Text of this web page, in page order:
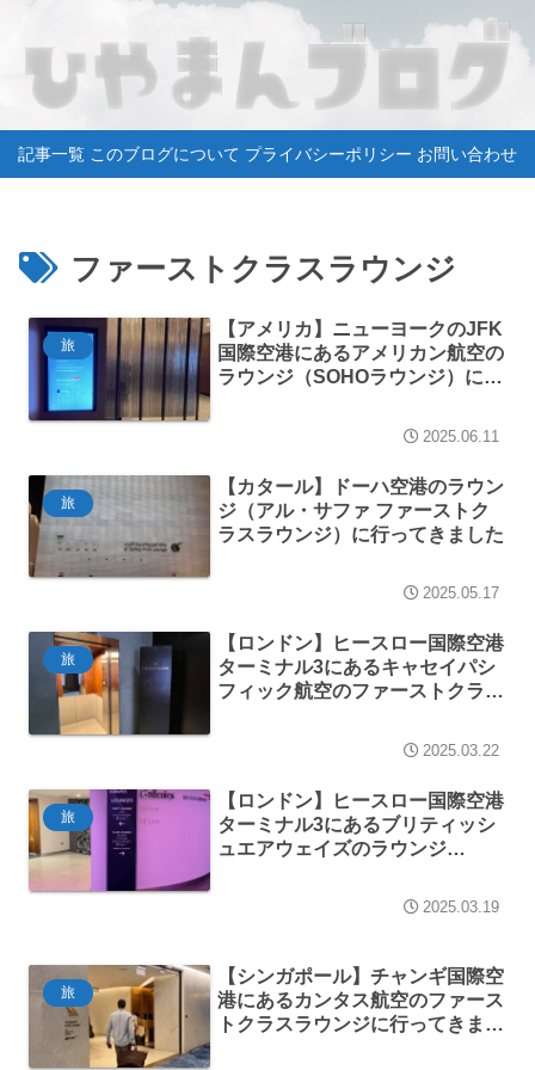
記事一覧 このブログについて プライバシーポリシー お問い合わせ
ファーストクラスラウンジ
旅
【アメリカ】ニューヨークのJFK
国際空港にあるアメリカン航空の
ラウンジ（SOHOラウンジ）に行
2025.06.11
旅
【カタール】ドーハ空港のラウン
ジ（アル・サファ ファーストク
ラスラウンジ）に行ってきました
2025.05.17
旅
【ロンドン】ヒースロー国際空港
ターミナル3にあるキャセイパシ
フィック航空のファーストクラス
ク・ラウンジ）に行ってきました
2025.03.22
旅
【ロンドン】ヒースロー国際空港
ターミナル3にあるブリティッシ
ュエアウェイズのラウンジ
2025.03.19
旅
【シンガポール】チャンギ国際空
港にあるカンタス航空のファース
トクラスラウンジに行ってきまし